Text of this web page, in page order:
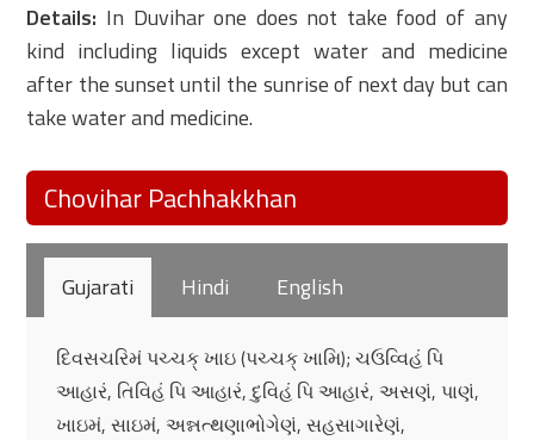
Details: In Duvihar one does not take food of any
kind including liquids except water and medicine
after the sunset until the sunrise of next day but can
take water and medicine.
Chovihar Pachhakkhan
Gujarati Hindi English
દિવસચરિમં પચ્ચક્ ખાઇ (પચ્ચક્ ખામિ); ચઉવ્વિહં પિ
આહારં, તિવિહં પિ આહારં, દુવિહં પિ આહારં, અસણં, પાણં,
ખાઇમં, સાઇમં, અન્નત્થણાભોગેણં, સહસાગારેણં,